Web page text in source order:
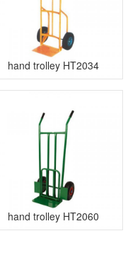
hand trolley HT2034
hand trolley HT2060